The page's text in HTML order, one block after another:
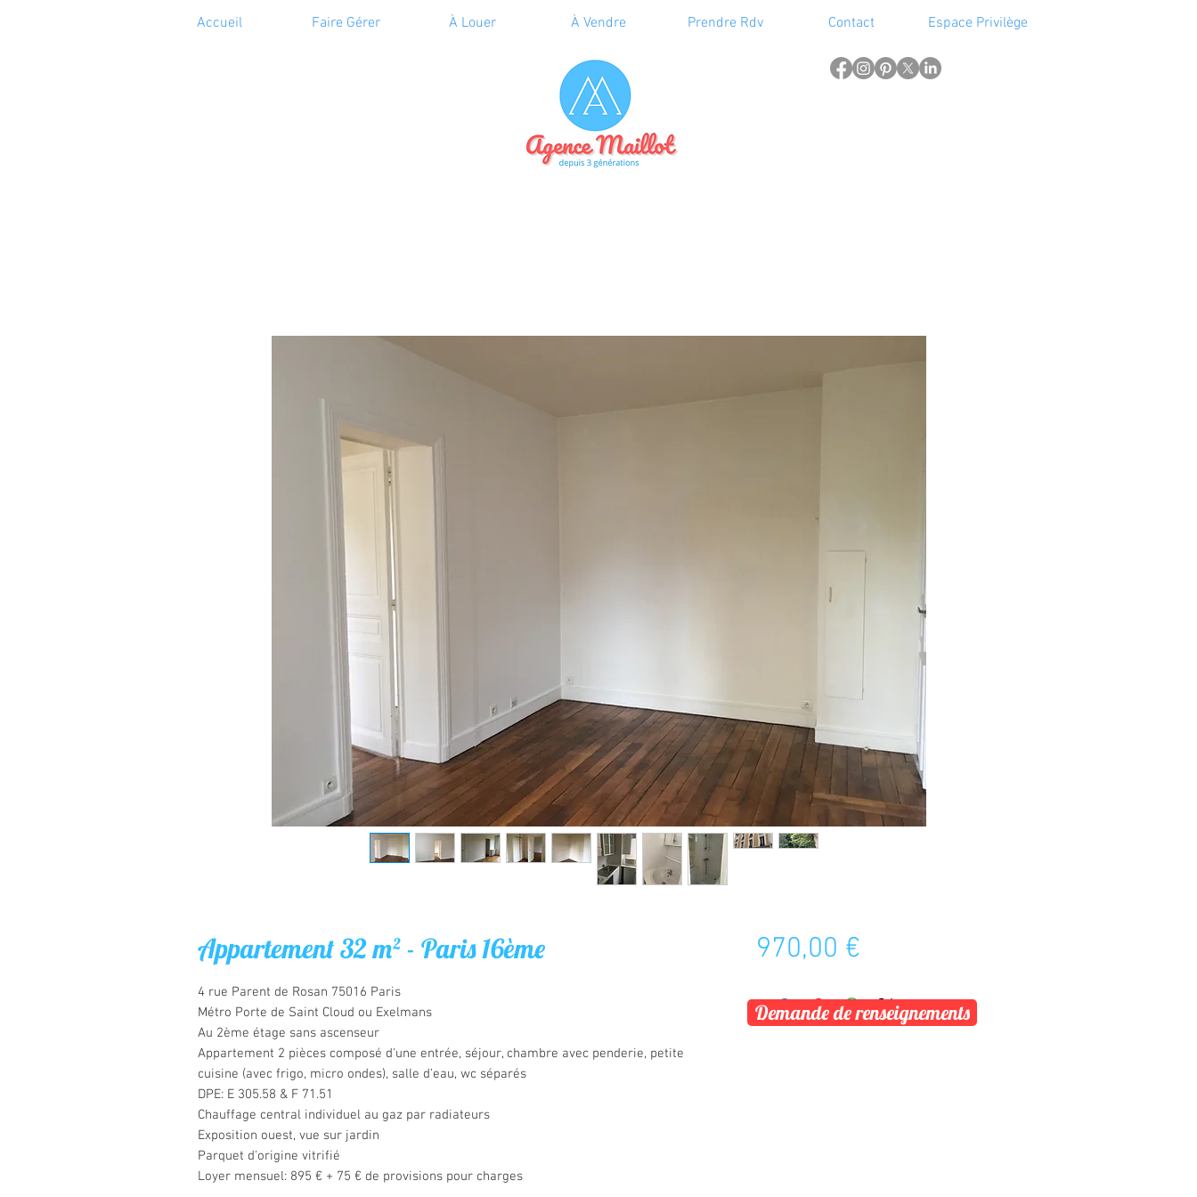
Accueil Faire Gérer À Louer À Vendre Prendre Rdv Contact Espace Privilège
Appartement 32 m² - Paris 16ème
4 rue Parent de Rosan 75016 Paris
Métro Porte de Saint Cloud ou Exelmans
Au 2ème étage sans ascenseur
Appartement 2 pièces composé d'une entrée, séjour, chambre avec penderie, petite
cuisine (avec frigo, micro ondes), salle d'eau, wc séparés
DPE: E 305.58 & F 71.51
Chauffage central individuel au gaz par radiateurs
Exposition ouest, vue sur jardin
Parquet d'origine vitrifié
Loyer mensuel: 895 € + 75 € de provisions pour charges
970,00 €Prix
Demande de renseignements